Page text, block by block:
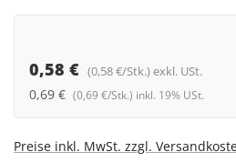
0,58 € (0,58 €/Stk.) exkl. USt.
0,69 € (0,69 €/Stk.) inkl. 19% USt.
Preise inkl. MwSt. zzgl.